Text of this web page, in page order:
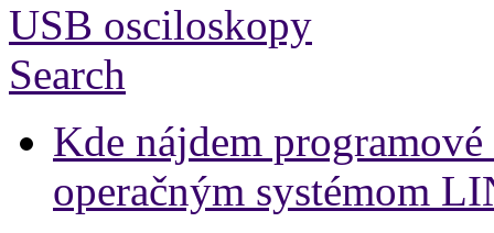
USB osciloskopy
Search
Kde nájdem
operačným systémom